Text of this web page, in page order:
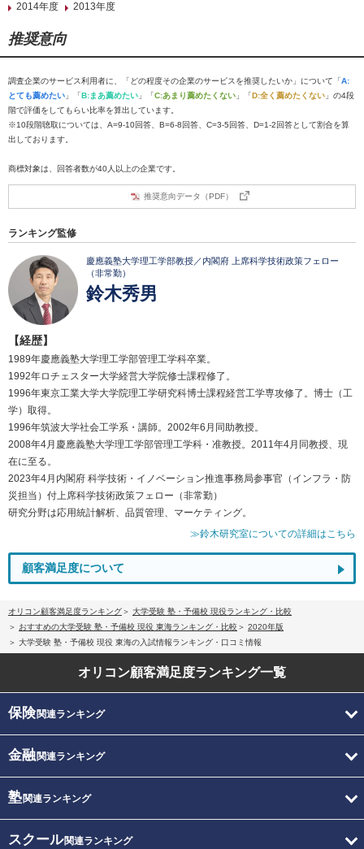
2014年度
2013年度
推奨意向
調査企業のサービス利用者に、「どの程度その企業のサービスを推奨したいか」について「A:
とても薦めたい 」「B:まあ薦めたい 」「C:あまり薦めたくない 」「D:全く薦めたくない 」の4段
階で評価をしてもらい比率を算出しています。
※10段階聴取については、A=9-10回答、B=6-8回答、C=3-5回答、D=1-2回答として割合を算
出しております。
商標対象は、回答者数が40人以上の企業です。
推奨意向データ（PDF）
ランキング監修
慶應義塾大学理工学部教授／内閣府 上席科学技術政策フェロー
（非常勤）
鈴木秀男
【経歴】
1989年慶應義塾大学理工学部管理工学科卒業。
1992年ロチェスター大学経営大学院修士課程修了。
1996年東京工業大学大学院理工学研究科博士課程経営工学専攻修了。博士（工
学）取得。
1996年筑波大学社会工学系・講師。2002年6月同助教授。
2008年4月慶應義塾大学理工学部管理工学科・准教授。2011年4月同教授、現
在に至る。
2023年4月内閣府 科学技術・イノベーション推進事務局参事官（インフラ・防
災担当）付上席科学技術政策フェロー（非常勤）
研究分野は応用統計解析、品質管理、マーケティング。
≫鈴木研究室についての詳細はこちら
顧客満足度について
オリコン顧客満足度ランキング
大学受験 塾・予備校 現役ランキング・比較
おすすめの大学受験 塾・予備校 現役 東海ランキング・比較
2020年版
大学受験 塾・予備校 現役 東海の入試情報ランキング・口コミ情報
オリコン顧客満足度ランキング一覧
保険関連ランキング
金融関連ランキング
塾関連ランキング
スクール関連ランキング